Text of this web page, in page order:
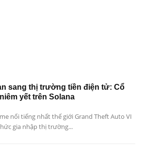
sang thị trường tiền điện tử: Cổ
yết trên Solana
nổi tiếng nhất thế giới Grand Theft Auto VI
gia nhập thị trường...